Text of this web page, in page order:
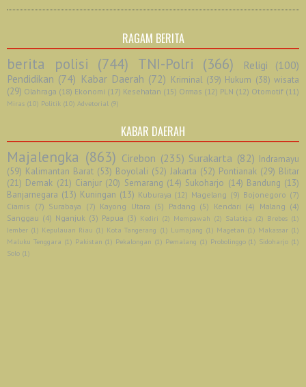
RAGAM BERITA
berita polisi (744) TNI-Polri (366) Religi
(100)
Pendidikan (74) Kabar Daerah (72) Kriminal (39) Hukum (38) wisata
(29) Olahraga (18) Ekonomi (17) Kesehatan (15) Ormas (12) PLN (12) Otomotif (11)
Miras (10) Politik (10) Advetorial (9)
KABAR DAERAH
Majalengka (863) Cirebon (235) Surakarta (82) Indramayu
(59) Kalimantan Barat (53) Boyolali (52) Jakarta (52) Pontianak (29) Blitar
(21) Demak (21) Cianjur (20) Semarang (14) Sukoharjo (14) Bandung (13)
Banjarnegara (13) Kuningan (13) Kuburaya (12) Magelang (9) Bojonegoro (7)
Ciamis (7) Surabaya (7) Kayong Utara (5) Padang (5) Kendari (4) Malang (4)
Sanggau (4) Nganjuk (3) Papua (3) Kediri (2) Mempawah (2) Salatiga (2) Brebes (1)
Jember (1) Kepulauan Riau (1) Kota Tangerang (1) Lumajang (1) Magetan (1) Makassar (1)
Maluku Tenggara (1) Pakistan (1) Pekalongan (1) Pemalang (1) Probolinggo (1) Sidoharjo (1)
Solo (1)